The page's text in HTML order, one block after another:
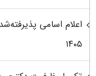
اعلام اسامی
۱۴۰۵